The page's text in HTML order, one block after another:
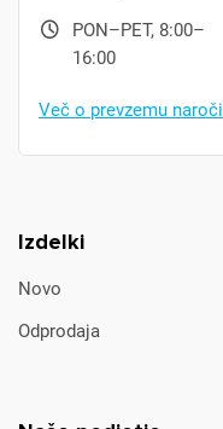
Izdelki
Novo
Odprodaja
PON–PET, 8:00–
16:00
Več o prevzemu naročil